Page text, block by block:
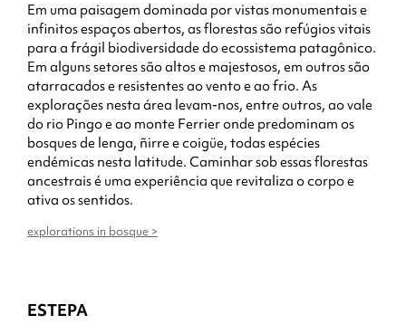
Em uma paisagem dominada por vistas monumentais e
infinitos espaços abertos, as florestas são refúgios vitais
para a frágil biodiversidade do ecossistema patagônico.
Em alguns setores são altos e majestosos, em outros são
atarracados e resistentes ao vento e ao frio. As
explorações nesta área levam-nos, entre outros, ao vale
do rio Pingo e ao monte Ferrier onde predominam os
bosques de lenga, ñirre e coigüe, todas espécies
endémicas nesta latitude. Caminhar sob essas florestas
ancestrais é uma experiência que revitaliza o corpo e
ativa os sentidos.
explorations in bosque >
ESTEPA